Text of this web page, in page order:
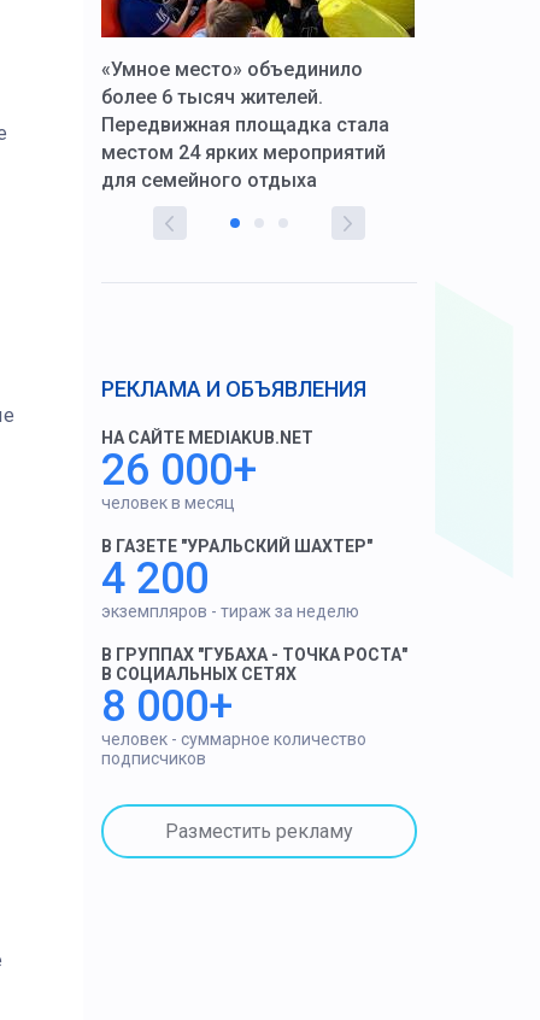
«Умное место» объединило
более 6 тысяч жителей.
Передвижная площадка стала
местом 24 ярких мероприятий
для семейного отдыха
РЕКЛАМА И ОБЪЯВЛЕНИЯ
НА САЙТЕ MEDIAKUB.NET
26 000+
человек в месяц
В ГАЗЕТЕ "УРАЛЬСКИЙ ШАХТЕР"
4 200
экземпляров - тираж за неделю
В ГРУППАХ "ГУБАХА - ТОЧКА РОСТА"
В СОЦИАЛЬНЫХ СЕТЯХ
8 000+
человек - суммарное количество
подписчиков
Разместить рекламу